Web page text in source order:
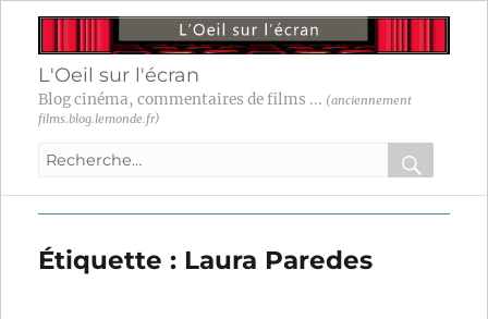
L'Oeil sur l'écran
Blog cinéma, commentaires de films ... (anciennement
films.blog.lemonde.fr)
Recherche
:
OK
Étiquette : Laura Paredes